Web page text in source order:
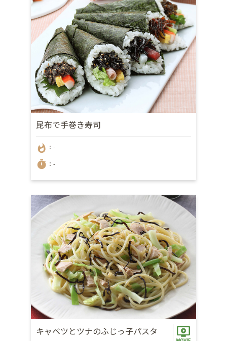
昆布で手巻き寿司
whatshot ：-
timer ：-
キャベツとツナのふじっ子パスタ